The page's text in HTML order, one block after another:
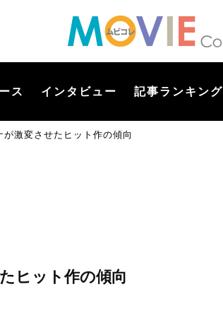
ス インタビュー 記事ランキング
激変させたヒット作の傾向
ヒット作の傾向